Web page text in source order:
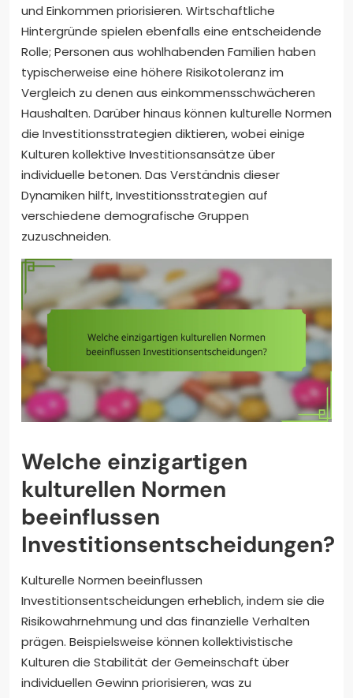
und Einkommen priorisieren. Wirtschaftliche
Hintergründe spielen ebenfalls eine entscheidende
Rolle; Personen aus wohlhabenden Familien haben
typischerweise eine höhere Risikotoleranz im
Vergleich zu denen aus einkommensschwächeren
Haushalten. Darüber hinaus können kulturelle Normen
die Investitionsstrategien diktieren, wobei einige
Kulturen kollektive Investitionsansätze über
individuelle betonen. Das Verständnis dieser
Dynamiken hilft, Investitionsstrategien auf
verschiedene demografische Gruppen
zuzuschneiden.
Welche einzigartigen
kulturellen Normen
beeinflussen
Investitionsentscheidungen?
Kulturelle Normen beeinflussen
Investitionsentscheidungen erheblich, indem sie die
Risikowahrnehmung und das finanzielle Verhalten
prägen. Beispielsweise können kollektivistische
Kulturen die Stabilität der Gemeinschaft über
individuellen Gewinn priorisieren, was zu